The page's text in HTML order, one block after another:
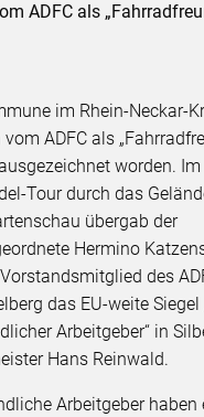
ADFC als
im Rhein-Neckar-
ADFC als
worden.
Tour durch das
übergab der
Hermino
des
das EU-weite
Arbeitgeber“ in
Hans Reinwald.
Arbeitgeber